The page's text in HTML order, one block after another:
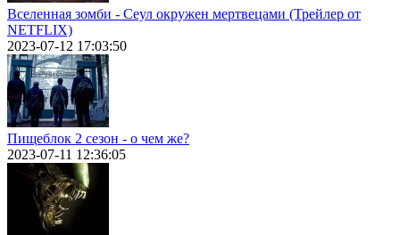
Вселенная зомби - Сеул окружен мертвецами (Трейлер от
NETFLIX)
2023-07-12 17:03:50
Пищеблок 2 сезон - о чем же?
2023-07-11 12:36:05